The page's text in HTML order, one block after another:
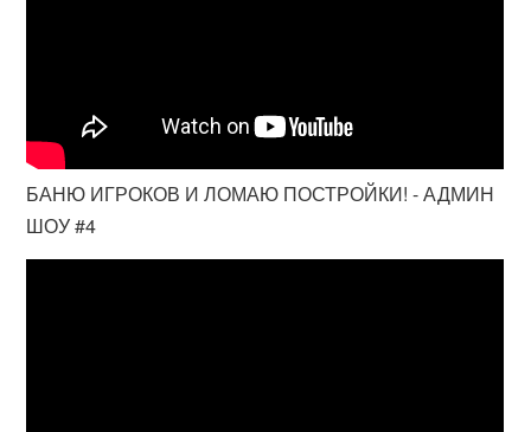
БАНЮ ИГРОКОВ И ЛОМАЮ ПОСТРОЙКИ! - АДМИН
ШОУ #4